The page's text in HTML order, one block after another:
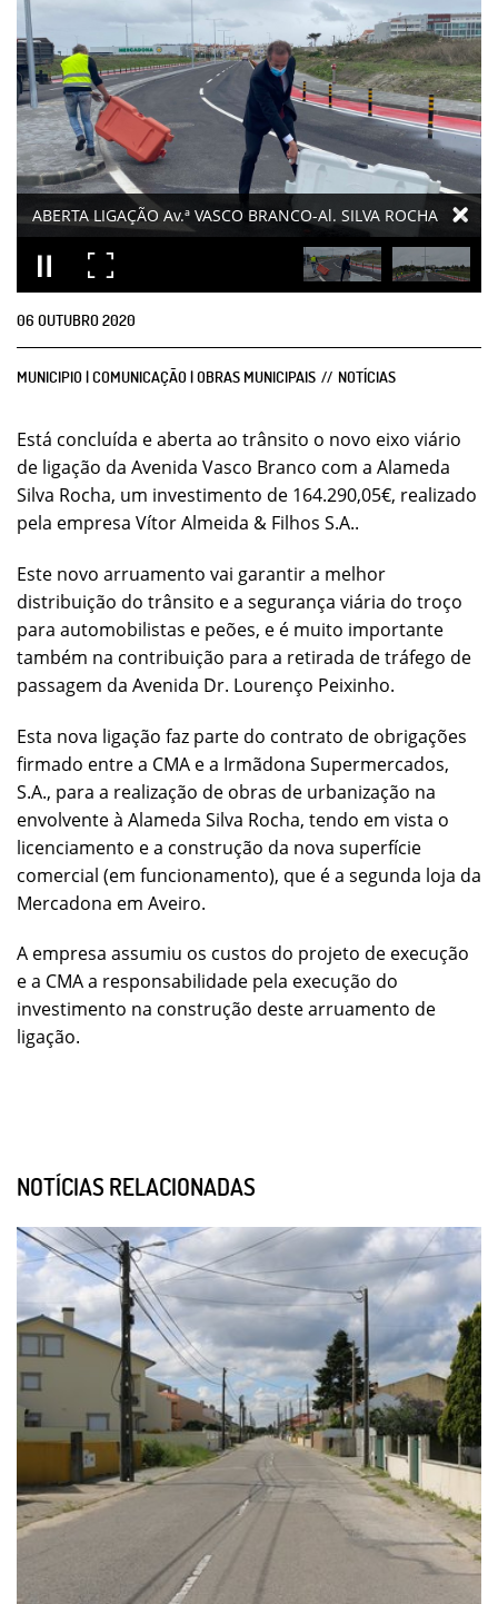
ABERTA LIGAÇÃO Av.ª VASCO BRANCO-Al. SILVA ROCHA
06 OUTUBRO2020
MUNICIPIO | COMUNICAÇÃO | OBRAS MUNICIPAIS NOTÍCIAS
Está concluída e aberta ao trânsito o novo eixo viário
de ligação da Avenida Vasco Branco com a Alameda
Silva Rocha, um investimento de 164.290,05€, realizado
pela empresa Vítor Almeida & Filhos S.A..
Este novo arruamento vai garantir a melhor
distribuição do trânsito e a segurança viária do troço
para automobilistas e peões, e é muito importante
também na contribuição para a retirada de tráfego de
passagem da Avenida Dr. Lourenço Peixinho.
Esta nova ligação faz parte do contrato de obrigações
firmado entre a CMA e a Irmãdona Supermercados,
S.A., para a realização de obras de urbanização na
envolvente à Alameda Silva Rocha, tendo em vista o
licenciamento e a construção da nova superfície
comercial (em funcionamento), que é a segunda loja da
Mercadona em Aveiro.
A empresa assumiu os custos do projeto de execução
e a CMA a responsabilidade pela execução do
investimento na construção deste arruamento de
ligação.
NOTÍCIAS RELACIONADAS